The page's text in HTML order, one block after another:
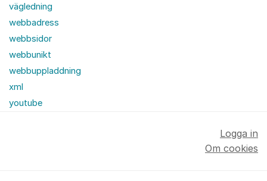
vägledning
webbadress
webbsidor
webbunikt
webbuppladdning
xml
youtube
Logga in
Om cookies